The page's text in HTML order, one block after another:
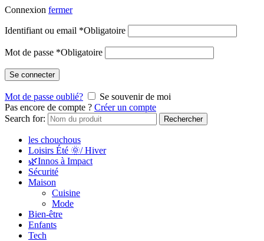
Connexion fermer
Identifiant ou email *Obligatoire
Mot de passe *Obligatoire
Se connecter
Mot de passe oublié?
Se souvenir de moi
Pas encore de compte ? Créer un compte
Search for:
Rechercher
les chouchous
Loisirs Été 🌞/ Hiver
🌿Innos à Impact
Sécurité
Maison
Cuisine
Mode
Bien-être
Enfants
Tech